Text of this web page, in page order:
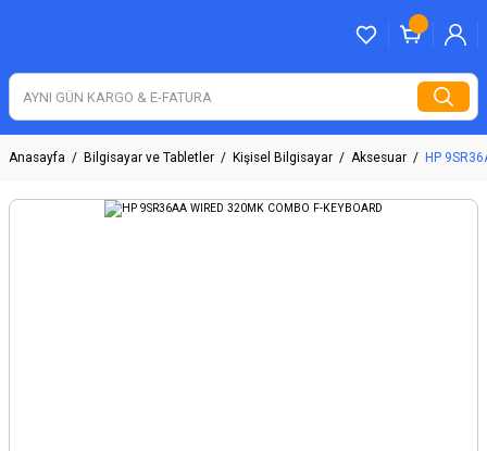
Anasayfa Bilgisayar ve Tabletler Kişisel Bilgisayar Aksesuar HP